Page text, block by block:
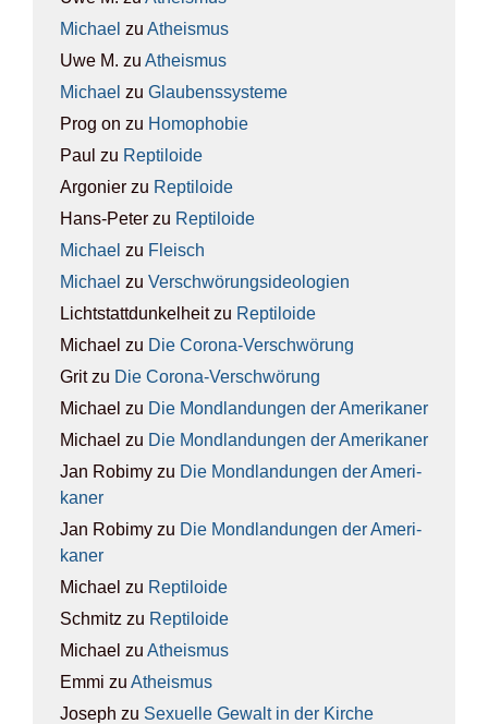
Michael zu Athe­is­mus
Uwe M. zu Athe­is­mus
Michael zu Glau­bens­sys­te­me
Prog on zu Homo­pho­bie
Paul zu Rep­ti­lo­ide
Argonier zu Rep­ti­lo­ide
Hans-Peter zu Rep­ti­lo­ide
Michael zu Fleisch
Michael zu Ver­schwö­rungs­ideo­lo­gien
Lichtstattdunkelheitzu Rep­ti­lo­ide
Michael zu Die Coro­na-Ver­schwö­rung
Gritzu Die Coro­na-Ver­schwö­rung
Michael zu Die Mond­lan­dun­gen der Ame­ri­ka­ner
Michael zu Die Mond­lan­dun­gen der Ame­ri­ka­ner
Jan Robimy zu Die Mond­lan­dun­gen der Ame­ri­
ka­ner
Jan Robimy zu Die Mond­lan­dun­gen der Ame­ri­
ka­ner
Michael zu Rep­ti­lo­ide
Schmitz zu Rep­ti­lo­ide
Michael zu Athe­is­mus
Emmi zu Athe­is­mus
Joseph zu Sexu­el­le Gewalt in der Kir­che